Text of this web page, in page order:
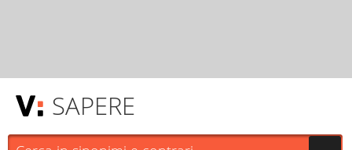
SAPERE